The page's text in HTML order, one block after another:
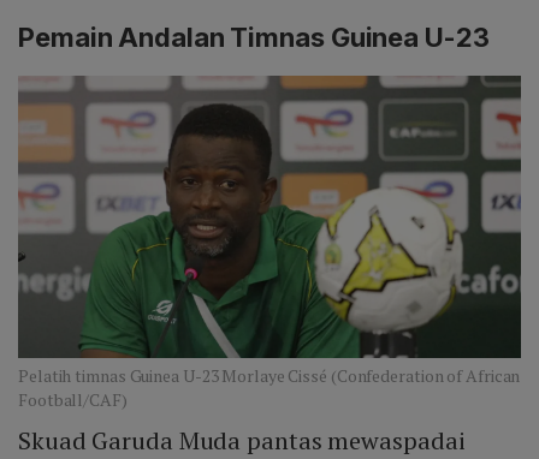
Pemain Andalan Timnas Guinea U-23
Pelatih timnas Guinea U-23 Morlaye Cissé (Confederation of African
Football/CAF)
Skuad Garuda Muda pantas mewaspadai